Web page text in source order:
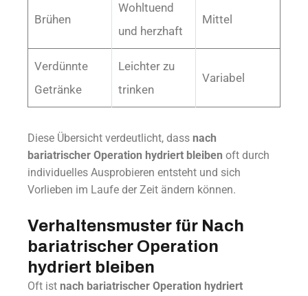
Brühen
Wohltuend
und herzhaft
Mittel
Verdünnte
Getränke
Leichter zu
trinken
Variabel
Diese Übersicht verdeutlicht, dass nach
bariatrischer Operation hydriert bleiben oft durch
individuelles Ausprobieren entsteht und sich
Vorlieben im Laufe der Zeit ändern können.
Verhaltensmuster für Nach
bariatrischer Operation
hydriert bleiben
Oft ist nach bariatrischer Operation hydriert